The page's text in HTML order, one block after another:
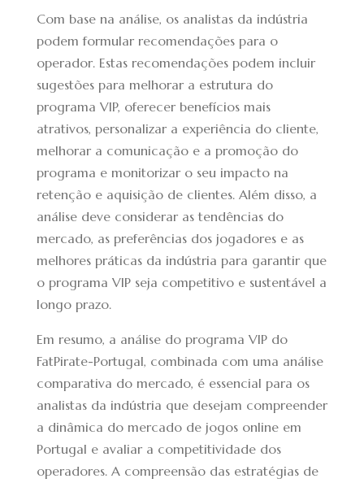
Com base na análise, os analistas da indústria
podem formular recomendações para o
operador. Estas recomendações podem incluir
sugestões para melhorar a estrutura do
programa VIP, oferecer benefícios mais
atrativos, personalizar a experiência do cliente,
melhorar a comunicação e a promoção do
programa e monitorizar o seu impacto na
retenção e aquisição de clientes. Além disso, a
análise deve considerar as tendências do
mercado, as preferências dos jogadores e as
melhores práticas da indústria para garantir que
o programa VIP seja competitivo e sustentável a
longo prazo.
Em resumo, a análise do programa VIP do
FatPirate-Portugal, combinada com uma análise
comparativa do mercado, é essencial para os
analistas da indústria que desejam compreender
a dinâmica do mercado de jogos online em
Portugal e avaliar a competitividade dos
operadores. A compreensão das estratégias de